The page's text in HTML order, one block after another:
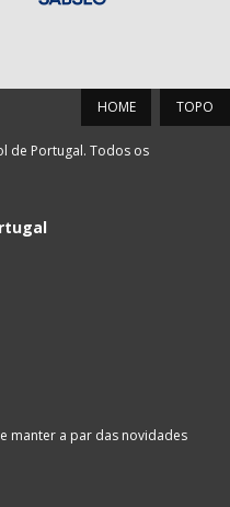
TOPO
HOME
de Portugal. Todos os
manter a par das novidades